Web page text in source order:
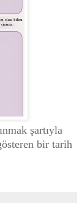
şartıyla
bir tarih